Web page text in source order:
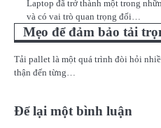
Laptop đã trở thành một trong
và có vai trò quan trọng đối…
Mẹo để đảm bảo tải
Tải pallet là một quá trình đòi hỏi
thận đến từng…
Để lại một bình luận